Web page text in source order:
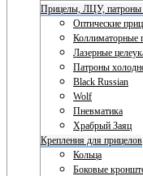
Прицелы, ЛЦУ, патроны
Оптические
Коллиматорные
Лазерные
Патроны
Black Russian
Wolf
Пневматика
Храбрый Заяц
Крепления для прицелов
Кольца
Боковые